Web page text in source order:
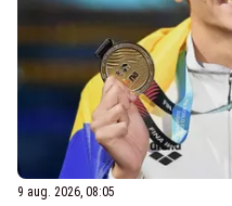
9 aug. 2026, 08:05